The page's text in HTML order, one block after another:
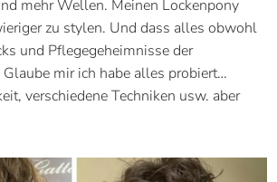
mehr Wellen. Meinen Lockenpony
zu stylen. Und dass alles obwohl
und Pflegegeheimnisse der
mir ich habe alles probiert…
verschiedene Techniken usw. aber